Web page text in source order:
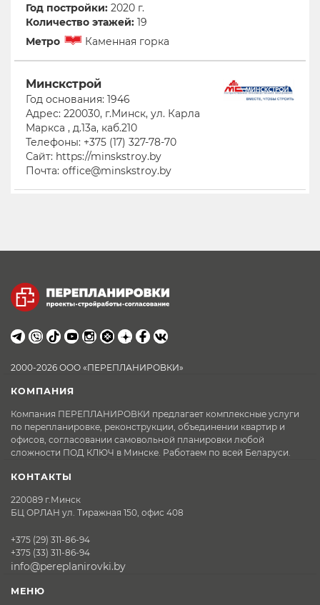
Год постройки: 2020 г.
Количество этажей: 19
Метро
Каменная горка
Минскстрой
Год основания: 1946
Адрес: 220030, г.Минск, ул. Карла
Маркса , д.13а, каб.210
Телефоны: +375 (17) 327-78-70
Сайт: https://minskstroy.by
Почта: office@minskstroy.by
2000-2026 ООО «ПЕРЕПЛАНИРОВКИ»
КОМПАНИЯ
Компания ПЕРЕПЛАНИРОВКИ предлагает комплексные услуги
по перепланировке, реконструкции, объединении квартир и
офисов, согласовании самовольной планировки любой
сложности ПОД КЛЮЧ в Минске. Работаем по всей Беларуси.
КОНТАКТЫ
220089 г.Минск
БЦ ОРЛАН ул. Тиражная 150, офис 408
+375 (29) 311-86-94
+375 (33) 311-86-94
info@pereplanirovki.by
МЕНЮ